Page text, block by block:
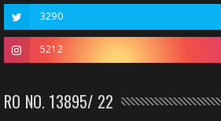
3290
5212
RO NO. 13895/ 22